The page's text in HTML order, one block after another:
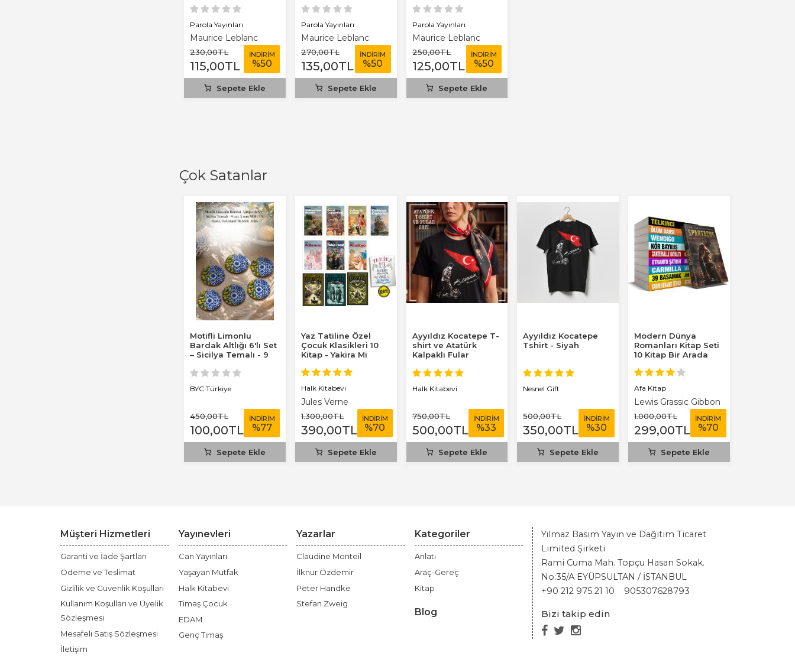
Çok Satanlar
Motifli Limonlu
Bardak Altlığı 6'lı Set
– Sicilya Temalı - 9
BYC Türkiye
450,00TL
100,00TL
İNDİRİM
%77
Sepete Ekle
Yaz Tatiline Özel
Çocuk Klasikleri 10
Kitap - Yakira Mi
Halk Kitabevi
Jules Verne
1.300,00TL
390,00TL
İNDİRİM
%70
Sepete Ekle
Ayyıldız Kocatepe T-
shirt ve Atatürk
Kalpaklı Fular
Halk Kitabevi
750,00TL
500,00TL
İNDİRİM
%33
Sepete Ekle
Ayyıldız Kocatepe
Tshirt - Siyah
Nesnel Gift
500,00TL
350,00TL
İNDİRİM
%30
Sepete Ekle
Modern Dünya
Romanları Kitap Seti
10 Kitap Bir Arada
Afa Kitap
Lewis Grassic Gibbon
1.000,00TL
299,00TL
İNDİRİM
%70
Sepete Ekle
Parola Yayınları
Maurice Leblanc
230,00TL
115,00TL
İNDİRİM
%50
Sepete Ekle
Parola Yayınları
Maurice Leblanc
270,00TL
135,00TL
İNDİRİM
%50
Sepete Ekle
Parola Yayınları
Maurice Leblanc
250,00TL
125,00TL
İNDİRİM
%50
Sepete Ekle
Müşteri Hizmetleri
Garanti ve İade Şartları
Ödeme ve Teslimat
Gizlilik ve Güvenlik Koşulları
Kullanım Koşulları ve Üyelik
Sözleşmesi
Mesafeli Satış Sözleşmesi
İletişim
Yayınevleri
Can Yayınları
Yaşayan Mutfak
Halk Kitabevi
Timaş Çocuk
EDAM
Genç Timaş
Yazarlar
Claudine Monteil
İlknur Özdemir
Peter Handke
Stefan Zweig
Kategoriler
Anlatı
Araç-Gereç
Kitap
Blog
Yılmaz Basım Yayın ve Dağıtım Ticaret
Limited Şirketi
Rami Cuma Mah. Topçu Hasan Sokak.
No:35/A EYÜPSULTAN / İSTANBUL
+90 212 975 21 10
905307628793
Bizi takip edin